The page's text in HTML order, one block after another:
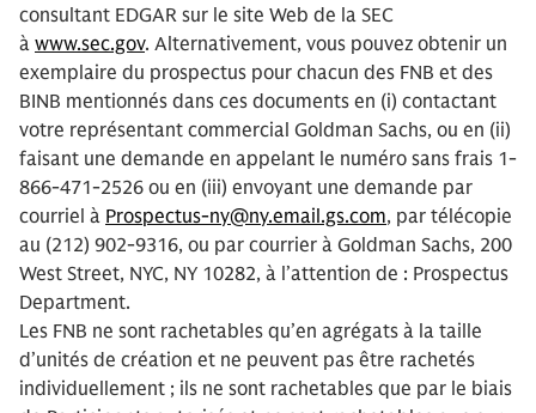
consultant EDGAR sur le site Web de la SEC
à www.sec.gov. Alternativement, vous pouvez obtenir un
exemplaire du prospectus pour chacun des FNB et des
BINB mentionnés dans ces documents en (i) contactant
votre représentant commercial Goldman Sachs, ou en (ii)
faisant une demande en appelant le numéro sans frais 1-
866-471-2526 ou en (iii) envoyant une demande par
courriel à Prospectus-ny@ny.email.gs.com, par télécopie
au (212) 902-9316, ou par courrier à Goldman Sachs, 200
West Street, NYC, NY 10282, à l’attention de : Prospectus
Department.
Les FNB ne sont rachetables qu’en agrégats à la taille
d’unités de création et ne peuvent pas être rachetés
individuellement ; ils ne sont rachetables que par le biais